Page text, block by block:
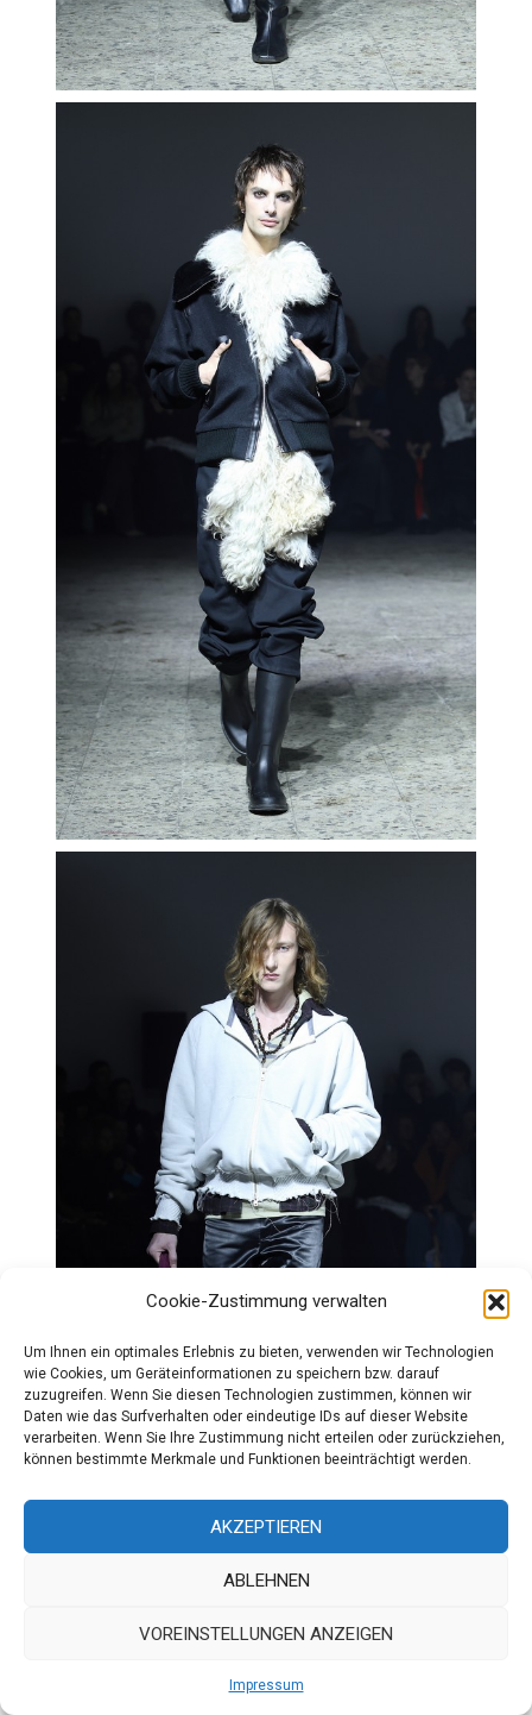
Cookie-Zustimmung verwalten
Um Ihnen ein optimales Erlebnis zu bieten, verwenden wir Technologien
wie Cookies, um Geräteinformationen zu speichern bzw. darauf
zuzugreifen. Wenn Sie diesen Technologien zustimmen, können wir
Daten wie das Surfverhalten oder eindeutige IDs auf dieser Website
verarbeiten. Wenn Sie Ihre Zustimmung nicht erteilen oder zurückziehen,
können bestimmte Merkmale und Funktionen beeinträchtigt werden.
AKZEPTIEREN
ABLEHNEN
VOREINSTELLUNGEN ANZEIGEN
Impressum